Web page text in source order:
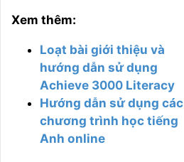
Xem thêm:
Loạt bài giới thiệu và
hướng dẫn sử dụng
Achieve 3000 Literacy
Hướng dẫn sử dụng các
chương trình học tiếng
Anh online